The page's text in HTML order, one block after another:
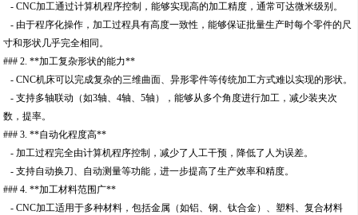
- CNC加工通过计算机程序控制，能够实现高的加工精度，通常可达微米级别。
- 由于程序化操作，加工过程具有高度一致性，能够保证批量生产时每个零件的尺
寸和形状几乎完全相同。
### 2. **加工复杂形状的能力**
- CNC机床可以完成复杂的三维曲面、异形零件等传统加工方式难以实现的形状。
- 支持多轴联动（如3轴、4轴、5轴），能够从多个角度进行加工，减少装夹次
数，提率。
### 3. **自动化程度高**
- 加工过程完全由计算机程序控制，减少了人工干预，降低了人为误差。
- 支持自动换刀、自动测量等功能，进一步提高了生产效率和精度。
### 4. **加工材料范围广**
- CNC加工适用于多种材料，包括金属（如铝、钢、钛合金）、塑料、复合材料